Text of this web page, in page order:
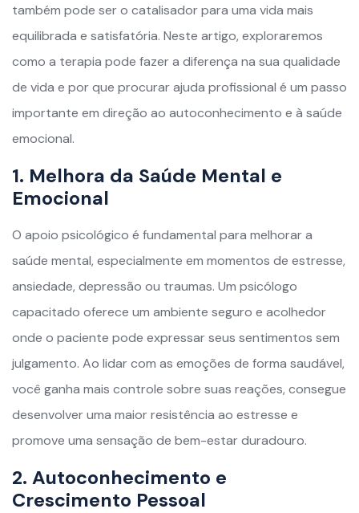
também pode ser o catalisador para uma vida mais
equilibrada e satisfatória. Neste artigo, exploraremos
como a terapia pode fazer a diferença na sua qualidade
de vida e por que procurar ajuda profissional é um passo
importante em direção ao autoconhecimento e à saúde
emocional.
1. Melhora da Saúde Mental e
Emocional
O apoio psicológico é fundamental para melhorar a
saúde mental, especialmente em momentos de estresse,
ansiedade, depressão ou traumas. Um psicólogo
capacitado oferece um ambiente seguro e acolhedor
onde o paciente pode expressar seus sentimentos sem
julgamento. Ao lidar com as emoções de forma saudável,
você ganha mais controle sobre suas reações, consegue
desenvolver uma maior resistência ao estresse e
promove uma sensação de bem-estar duradouro.
2. Autoconhecimento e
Crescimento Pessoal